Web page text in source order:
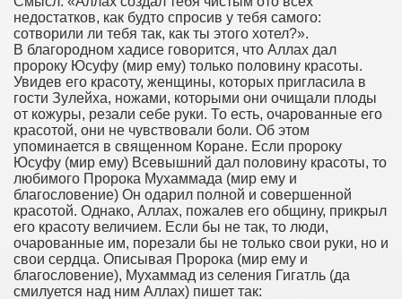
недостатков, как будто спросив у тебя самого:
сотворили ли тебя так, как ты этого хотел?».
В благородном хадисе говорится, что Аллах дал
пророку Юсуфу (мир ему) только половину красоты.
Увидев его красоту, женщины, которых пригласила в
гости Зулейха, ножами, которыми они очищали плоды
от кожуры, резали себе руки. То есть, очарованные его
красотой, они не чувствовали боли. Об этом
упоминается в священном Коране. Если пророку
Юсуфу (мир ему) Всевышний дал половину красоты, то
любимого Пророка Мухаммада (мир ему и
благословение) Он одарил полной и совершенной
красотой. Однако, Аллах, пожалев его общину, прикрыл
его красоту величием. Если бы не так, то люди,
очарованные им, порезали бы не только свои руки, но и
свои сердца. Описывая Пророка (мир ему и
благословение), Мухаммад из селения Гигатль (да
смилуется над ним Аллах) пишет так: